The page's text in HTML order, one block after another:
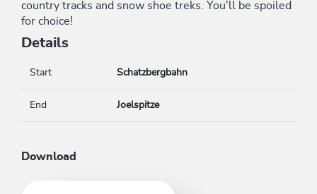
country tracks and snow shoe treks. You'll be spoiled
for choice!
Details
Start Schatzbergbahn
End Joelspitze
Download